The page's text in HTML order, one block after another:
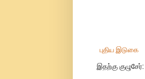
புதிய இடுகை
இதற்கு குழுசேர்: